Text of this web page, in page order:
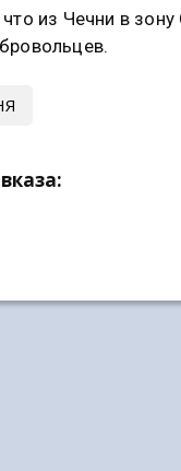
что из Чечни в